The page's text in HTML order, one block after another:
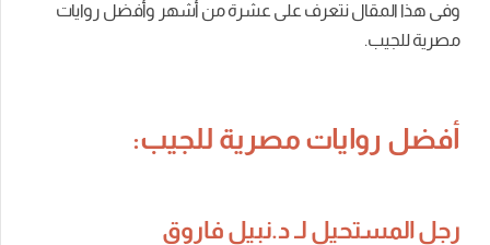
وفى هذا المقال نتعرف على عشرة من أشهر وأفضل روايات
مصرية للجيب.
أفضل روايات مصرية للجيب:
رجل المستحيل لـ د.نبيل فاروق